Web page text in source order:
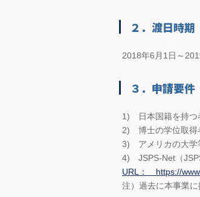
２．渡日時期
2018年6月1日～
３．申請要件
1) 日本国籍を持つ
2) 博士の学位取得
3) アメリカの大学
4) JSPS-Net（
URL： https://
注）過去に本事業